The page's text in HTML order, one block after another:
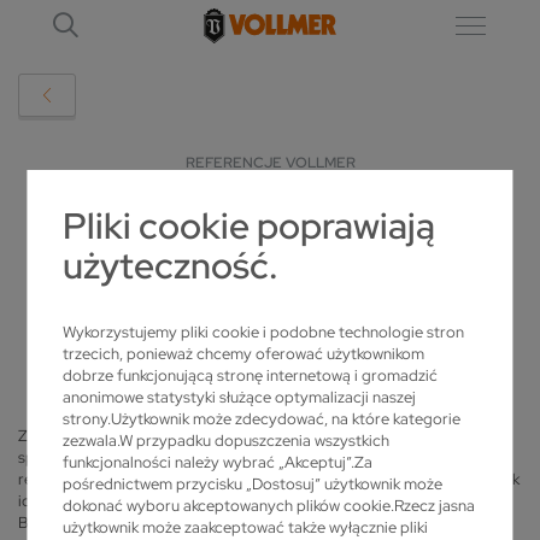
Pliki cookie poprawiają
użyteczność.
Wykorzystujemy pliki cookie i podobne technologie stron
trzecich, ponieważ chcemy oferować użytkownikom
dobrze funkcjonującą stronę internetową i gromadzić
anonimowe statystyki służące optymalizacji naszej
strony.Użytkownik może zdecydować, na które kategorie
zezwala.W przypadku dopuszczenia wszystkich
funkcjonalności należy wybrać „Akceptuj”.Za
pośrednictwem przycisku „Dostosuj” użytkownik może
dokonać wyboru akceptowanych plików cookie.Rzecz jasna
użytkownik może zaakceptować także wyłącznie pliki
REFERENCJE VOLLMER
POŁUDNIOWONIEMIECKA JAKOŚĆ
OSTRZENIA NARZĘDZI SPECJALNYCH
2016-09-15
Zwłaszcza w zakresie obróbki swoich ultraprecyzyjnych narzędzi
specjalnych przedsiębiorstwo stawia na niezawodnego partnera z
regionu: zarówno elektrodrążarki drutowe serii QWD, jak i szlifierka <link
iconlink>Vgrind 160 do narzędzi pełnowęglikowych firmyVOLLMER
Biberach, specjalizującej się w ostrzeniu, gwarantują firmie GW